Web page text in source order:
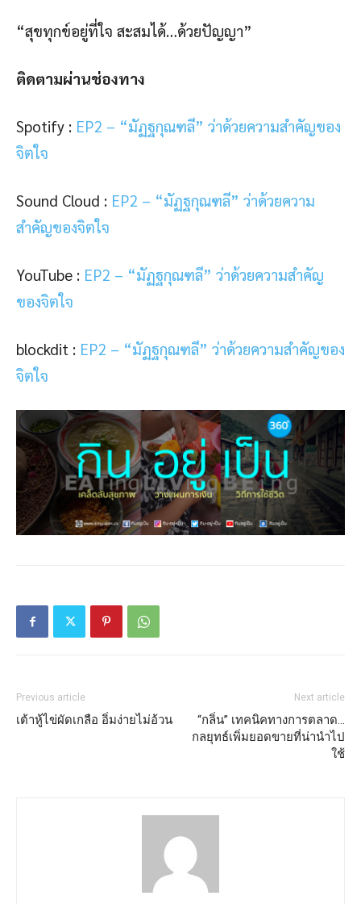
“สุขทุกข์อยู่ที่ใจ สะสมได้…ด้วยปัญญา”
ติดตามผ่านช่องทาง
Spotify : EP2 – “มัฏฐกุณฑลี” ว่าด้วยความสำคัญของ
จิตใจ
Sound Cloud : EP2 – “มัฏฐกุณฑลี” ว่าด้วยความ
สำคัญของจิตใจ
YouTube : EP2 – “มัฏฐกุณฑลี” ว่าด้วยความสำคัญ
ของจิตใจ
blockdit : EP2 – “มัฏฐกุณฑลี” ว่าด้วยความสำคัญของ
จิตใจ
Previous article
เต้าหู้ไข่ผัดเกลือ อิ่มง่ายไม่อ้วน
Next article
“กลิ่น” เทคนิคทางการตลาด…
กลยุทธ์เพิ่มยอดขายที่น่านำไป
ใช้